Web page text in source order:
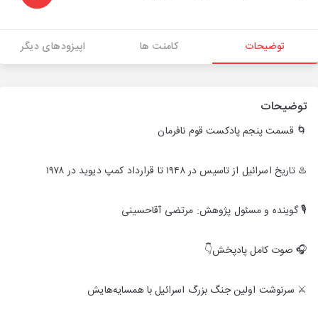
توضیحات کامنت ها اپیزودهای دیگر
توضیحات
🌀 قسمت پنجم پادکست قوم نافرمان
♨️ تاریخ اسرائیل از تاسیس در ۱۹۴۸ تا قرارداد کمپ دیوید در ۱۹۷۸
🎙 گوینده و مسئول پژوهش: مرتضی آقاحسینی
🎧 صوت کامل پادپخش👇
⚔️ سرنوشت اولین جنگ بزرگ اسرائیل با همسایه‌هایش